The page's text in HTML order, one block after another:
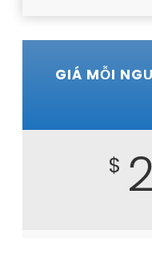
GIÁ MỖI
$